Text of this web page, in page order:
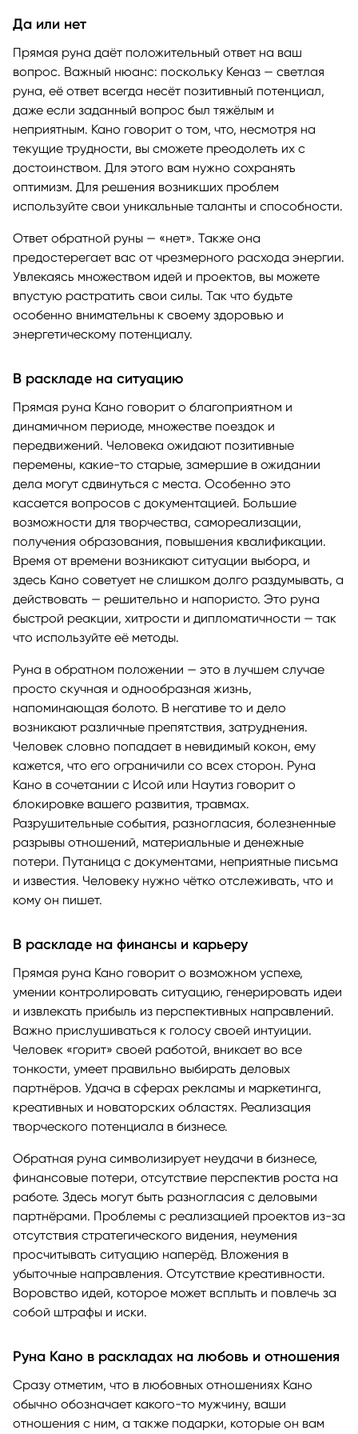
Да или нет
Прямая руна даёт положительный ответ на ваш
вопрос. Важный нюанс: поскольку Кеназ — светлая
руна, её ответ всегда несёт позитивный потенциал,
даже если заданный вопрос был тяжёлым и
неприятным. Кано говорит о том, что, несмотря на
текущие трудности, вы сможете преодолеть их с
достоинством. Для этого вам нужно сохранять
оптимизм. Для решения возникших проблем
используйте свои уникальные таланты и способности.
Ответ обратной руны — «нет». Также она
предостерегает вас от чрезмерного расхода энергии.
Увлекаясь множеством идей и проектов, вы можете
впустую растратить свои силы. Так что будьте
особенно внимательны к своему здоровью и
энергетическому потенциалу.
В раскладе на ситуацию
Прямая руна Кано говорит о благоприятном и
динамичном периоде, множестве поездок и
передвижений. Человека ожидают позитивные
перемены, какие-то старые, замершие в ожидании
дела могут сдвинуться с места. Особенно это
касается вопросов с документацией. Большие
возможности для творчества, самореализации,
получения образования, повышения квалификации.
Время от времени возникают ситуации выбора, и
здесь Кано советует не слишком долго раздумывать, а
действовать — решительно и напористо. Это руна
быстрой реакции, хитрости и дипломатичности — так
что используйте её методы.
Руна в обратном положении — это в лучшем случае
просто скучная и однообразная жизнь,
напоминающая болото. В негативе то и дело
возникают различные препятствия, затруднения.
Человек словно попадает в невидимый кокон, ему
кажется, что его ограничили со всех сторон. Руна
Кано в сочетании с Исой или Наутиз говорит о
блокировке вашего развития, травмах.
Разрушительные события, разногласия, болезненные
разрывы отношений, материальные и денежные
потери. Путаница с документами, неприятные письма
и известия. Человеку нужно чётко отслеживать, что и
кому он пишет.
В раскладе на финансы и карьеру
Прямая руна Кано говорит о возможном успехе,
умении контролировать ситуацию, генерировать идеи
и извлекать прибыль из перспективных направлений.
Важно прислушиваться к голосу своей интуиции.
Человек «горит» своей работой, вникает во все
тонкости, умеет правильно выбирать деловых
партнёров. Удача в сферах рекламы и маркетинга,
креативных и новаторских областях. Реализация
творческого потенциала в бизнесе.
Обратная руна символизирует неудачи в бизнесе,
финансовые потери, отсутствие перспектив роста на
работе. Здесь могут быть разногласия с деловыми
партнёрами. Проблемы с реализацией проектов из-за
отсутствия стратегического видения, неумения
просчитывать ситуацию наперёд. Вложения в
убыточные направления. Отсутствие креативности.
Воровство идей, которое может всплыть и повлечь за
собой штрафы и иски.
Руна Кано в раскладах на любовь и отношения
Сразу отметим, что в любовных отношениях Кано
обычно обозначает какого-то мужчину, ваши
отношения с ним, а также подарки, которые он вам